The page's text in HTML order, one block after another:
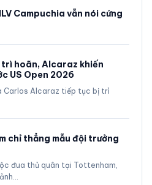
Campuchia vẫn nói cứng
hoãn, Alcaraz khiến
US Open 2026
Carlos Alcaraz tiếp tục bị trì
chỉ thẳng mẫu đội trưởng
đua thủ quân tại Tottenham,